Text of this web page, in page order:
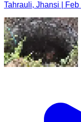
Tahrauli, Jhansi |